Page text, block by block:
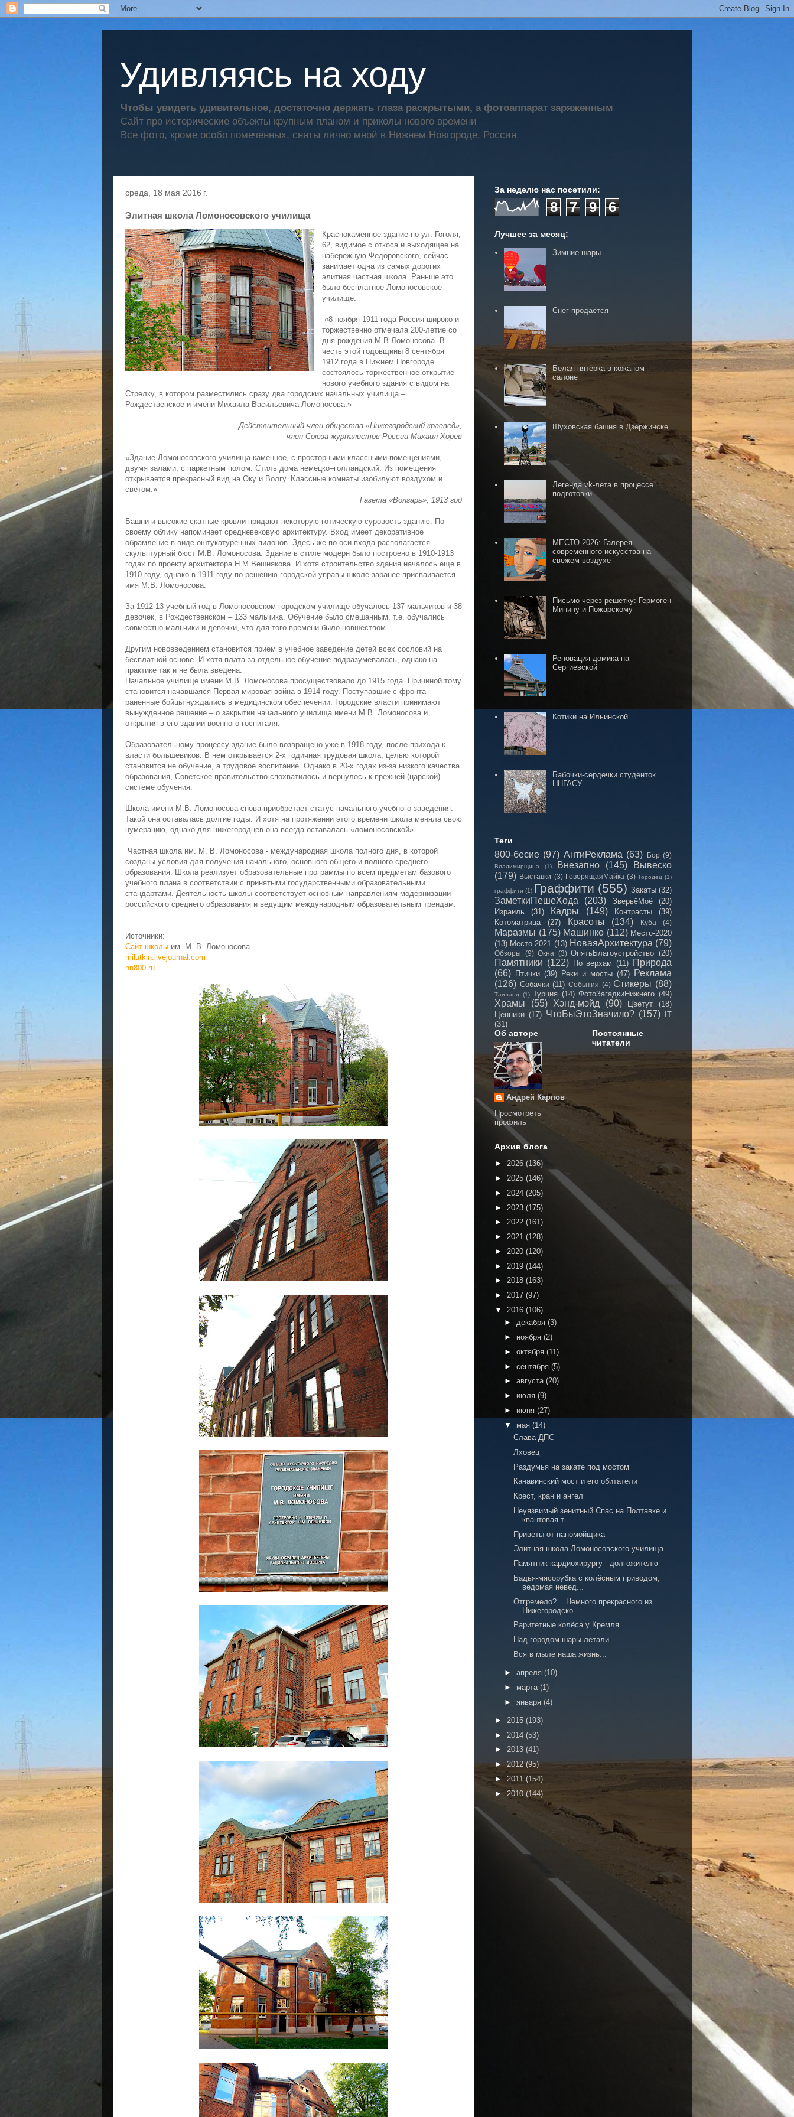
Удивляясь на ходу
Чтобы увидеть удивительное, достаточно держать глаза раскрытыми, а фотоаппарат заряженным
Сайт про исторические объекты крупным планом и приколы нового времени
Все фото, кроме особо помеченных, сняты лично мной в Нижнем Новгороде, Россия
среда, 18 мая 2016 г.
Элитная школа Ломоносовского училища
Краснокаменное здание по ул. Гоголя,
62, видимое с откоса и выходящее на
набережную Федоровского, сейчас
занимает одна из самых дорогих
элитная частная школа. Раньше это
было бесплатное Ломоносовское
училище.
«8 ноября 1911 года Россия широко и
торжественно отмечала 200-летие со
дня рождения М.В.Ломоносова. В
честь этой годовщины 8 сентября
1912 года в Нижнем Новгороде
состоялось торжественное открытие
нового учебного здания с видом на
Стрелку, в котором разместились сразу два городских начальных училища –
Рождественское и имени Михаила Васильевича Ломоносова.»
Действительный член общества «Нижегородский краевед»,
член Союза журналистов России Михаил Хорев
«Здание Ломоносовского училища каменное, с просторными классными помещениями,
двумя залами, с паркетным полом. Стиль дома немецко–голландский. Из помещения
открывается прекрасный вид на Оку и Волгу. Классные комнаты изобилуют воздухом и
светом.»
Газета «Волгарь», 1913 год
Башни и высокие скатные кровли придают некоторую готическую суровость зданию. По
своему облику напоминает средневековую архитектуру. Вход имеет декоративное
обрамление в виде оштукатуренных пилонов. Здесь же по оси входа располагается
скульптурный бюст М.В. Ломоносова. Здание в стиле модерн было построено в 1910-1913
годах по проекту архитектора Н.М.Вешнякова. И хотя строительство здания началось еще в
1910 году, однако в 1911 году по решению городской управы школе заранее присваивается
имя М.В. Ломоносова.
За 1912-13 учебный год в Ломоносовском городском училище обучалось 137 мальчиков и 38
девочек, в Рождественском – 133 мальчика. Обучение было смешанным, т.е. обучались
совместно мальчики и девочки, что для того времени было новшеством.
Другим нововведением становится прием в учебное заведение детей всех сословий на
бесплатной основе. И хотя плата за отдельное обучение подразумевалась, однако на
практике так и не была введена.
Начальное училище имени М.В. Ломоносова просуществовало до 1915 года. Причиной тому
становится начавшаяся Первая мировая война в 1914 году. Поступавшие с фронта
раненные бойцы нуждались в медицинском обеспечении. Городские власти принимают
вынужденное решение – о закрытии начального училища имени М.В. Ломоносова и
открытия в его здании военного госпиталя.
Образовательному процессу здание было возвращено уже в 1918 году, после прихода к
власти большевиков. В нем открывается 2-х годичная трудовая школа, целью которой
становится не обучение, а трудовое воспитание. Однако в 20-х годах из-за низкого качества
образования, Советское правительство спохватилось и вернулось к прежней (царской)
системе обучения.
Школа имени М.В. Ломоносова снова приобретает статус начального учебного заведения.
Такой она оставалась долгие годы. И хотя на протяжении этого времени школа меняла свою
нумерацию, однако для нижегородцев она всегда оставалась «ломоносовской».
Частная школа им. М. В. Ломоносова - международная школа полного дня, в которой
созданы условия для получения начального, основного общего и полного среднего
образования. Школа реализует образовательные программы по всем предметам базового
учебного плана в соответствии с принятыми государственными образовательными
стандартами. Деятельность школы соответствует основным направлениям модернизации
российского среднего образования и ведущим международным образовательным трендам.
Источники:
Сайт школы им. М. В. Ломоносова
milutkin.livejournal.com
nn800.ru
За неделю нас посетили:
8 7 9 6
Лучшее за месяц:
Зимние шары
Снег продаётся
Белая пятёрка в кожаном
салоне
Шуховская башня в Дзержинске
Легенда vk-лета в процессе
подготовки
МЕСТО-2026: Галерея
современного искусства на
свежем воздухе
Письмо через решётку: Гермоген
Минину и Пожарскому
Реновация домика на
Сергиевской
Котики на Ильинской
Бабочки-сердечки студенток
ННГАСУ
Теги
800-бесие (97) АнтиРеклама (63) Бор (9)
Владимирщина (1) Внезапно (145)
Вывеско
(179) Выставки (3) ГоворящаяМайка (3) Городец (1)
граффити (1) Граффити (555) Закаты (32)
ЗаметкиПешеХода (203) ЗверьёМоё
(20)
Израиль
(31) Кадры (149) Контрасты
(39)
Котоматрица
(27) Красоты (134) Куба (4)
Маразмы (175) Машинко (112) Место-2020
(13) Место-2021 (13) НоваяАрхитектура (79)
Обзоры (9) Окна (3) ОпятьБлагоустройство (20)
Памятники (122) По верхам (11) Природа
(66) Птички (39) Реки и мосты (47) Реклама
(126) Собачки (11) События (4) Стикеры (88)
Таиланд (1) Турция (14) ФотоЗагадкиНижнего (49)
Храмы (55) Хэнд-мэйд (90) Цветут
(18)
Ценники (17) ЧтоБыЭтоЗначило? (157)
IT
(31)
Об авторе
Андрей Карпов
Просмотреть
профиль
Постоянные
читатели
Архив блога
► 2026 (136)
► 2025 (146)
► 2024 (205)
► 2023 (175)
► 2022 (161)
► 2021 (128)
► 2020 (120)
► 2019 (144)
► 2018 (163)
► 2017 (97)
▼ 2016 (106)
► декабря (3)
► ноября (2)
► октября (11)
► сентября (5)
► августа (20)
► июля (9)
► июня (27)
▼ мая (14)
Слава ДПС
Лховец
Раздумья на закате под мостом
Канавинский мост и его обитатели
Крест, кран и ангел
Неуязвимый зенитный Спас на Полтавке и
квантовая т...
Приветы от наномойщика
Элитная школа Ломоносовского училища
Памятник кардиохирургу - долгожителю
Бадья-мясорубка с колёсным приводом,
ведомая невед...
Отгремело?... Немного прекрасного из
Нижегородско...
Раритетные колёса у Кремля
Над городом шары летали
Вся в мыле наша жизнь...
► апреля (10)
► марта (1)
► января (4)
► 2015 (193)
► 2014 (53)
► 2013 (41)
►2012(95)
► 2011 (154)
► 2010(144)